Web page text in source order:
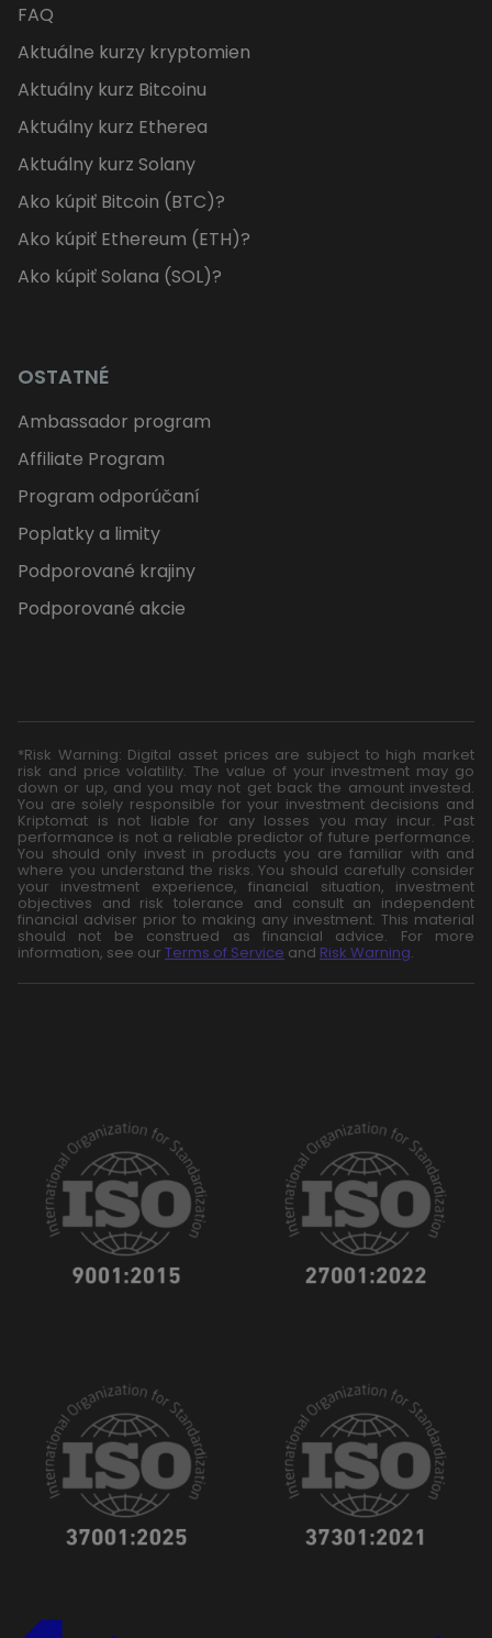
FAQ
Aktuálne kurzy kryptomien
Aktuálny kurz Bitcoinu
Aktuálny kurz Etherea
Aktuálny kurz Solany
Ako kúpiť Bitcoin (BTC)?
Ako kúpiť Ethereum (ETH)?
Ako kúpiť Solana (SOL)?
OSTATNÉ
Ambassador program
Affiliate Program
Program odporúčaní
Poplatky a limity
Podporované krajiny
Podporované akcie
*Risk Warning: Digital asset prices are subject to high market
risk and price volatility. The value of your investment may go
down or up, and you may not get back the amount invested.
You are solely responsible for your investment decisions and
Kriptomat is not liable for any losses you may incur. Past
performance is not a reliable predictor of future performance.
You should only invest in products you are familiar with and
where you understand the risks. You should carefully consider
your investment experience, financial situation, investment
objectives and risk tolerance and consult an independent
financial adviser prior to making any investment. This material
should not be construed as financial advice. For more
information, see our Terms of Service and Risk Warning.